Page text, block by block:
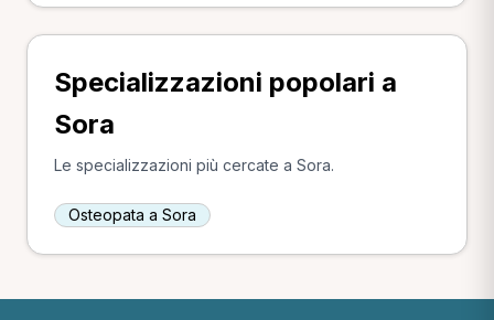
Specializzazioni popolari a
Sora
Le specializzazioni più cercate a Sora.
Osteopata a Sora